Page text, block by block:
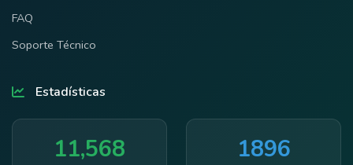
FAQ
Soporte Técnico
Estadísticas
11,568 1896